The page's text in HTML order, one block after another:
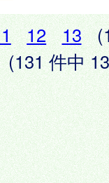
12 13
(131 件中